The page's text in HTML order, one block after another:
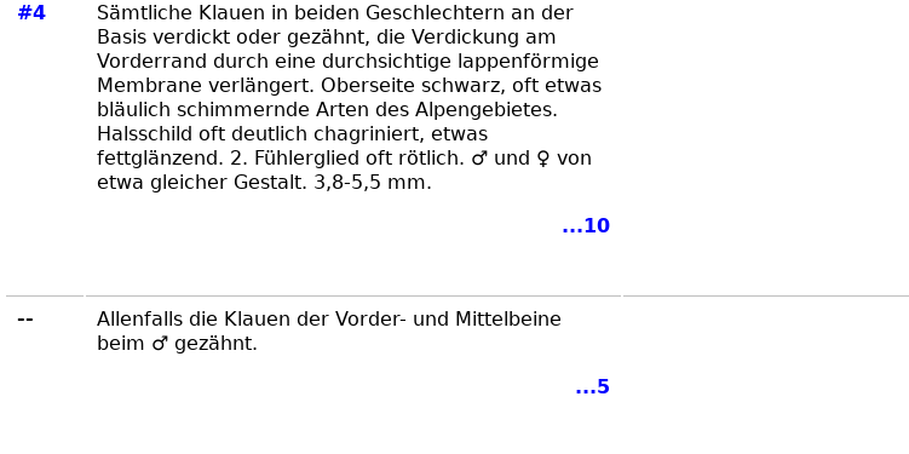
#4
Sämtliche Klauen in beiden Geschlechtern an der
Basis verdickt oder gezähnt, die Verdickung am
Vorderrand durch eine durchsichtige lappenförmige
Membrane verlängert. Oberseite schwarz, oft etwas
bläulich schimmernde Arten des Alpengebietes.
Halsschild oft deutlich chagriniert, etwas
fettglänzend. 2. Fühlerglied oft rötlich. ♂ und ♀ von
etwa gleicher Gestalt. 3,8-5,5 mm.
...10
--
Allenfalls die Klauen der Vorder- und Mittelbeine
beim ♂ gezähnt.
...5